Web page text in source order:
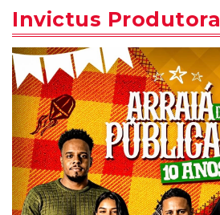
Invictus Produtora